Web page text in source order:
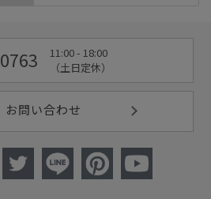
11:00 - 18:00
（土日定休）
お問い合わせ